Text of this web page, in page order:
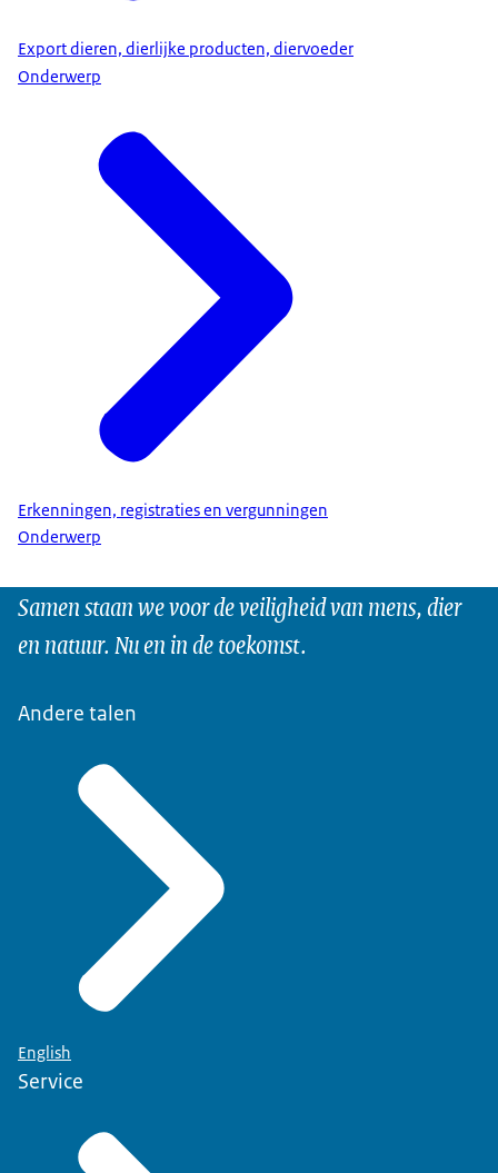
Export dieren, dierlijke producten, diervoeder
Onderwerp
Erkenningen, registraties en vergunningen
Onderwerp
Samen staan we voor de veiligheid van mens, dier
en natuur. Nu en in de toekomst.
Andere talen
English
Service